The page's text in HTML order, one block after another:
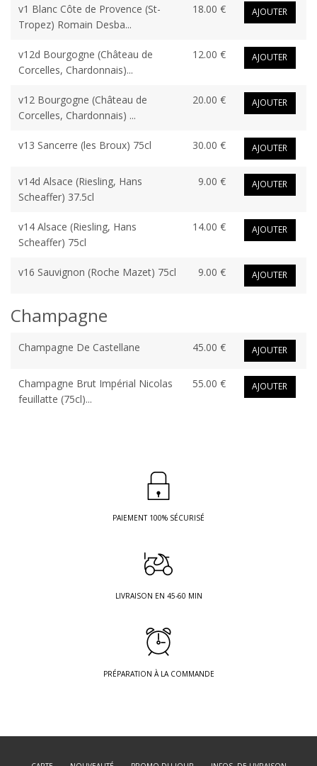
v1 Blanc Côte de Provence (St-
Tropez) Romain Desba...
18.00 € AJOUTER
v12d Bourgogne (Château de
Corcelles, Chardonnais)...
12.00 € AJOUTER
v12 Bourgogne (Château de
Corcelles, Chardonnais) ...
20.00 € AJOUTER
v13 Sancerre (les Broux) 75cl 30.00 € AJOUTER
v14d Alsace (Riesling, Hans
Scheaffer) 37.5cl
9.00 € AJOUTER
v14 Alsace (Riesling, Hans
Scheaffer) 75cl
14.00 € AJOUTER
v16 Sauvignon (Roche Mazet) 75cl 9.00 € AJOUTER
Champagne
Champagne De Castellane 45.00 € AJOUTER
Champagne Brut Impérial Nicolas
feuillatte (75cl)...
55.00 € AJOUTER
PAIEMENT 100% SÉCURISÉ
LIVRAISON EN 45-60 MIN
PRÉPARATION À LA COMMANDE